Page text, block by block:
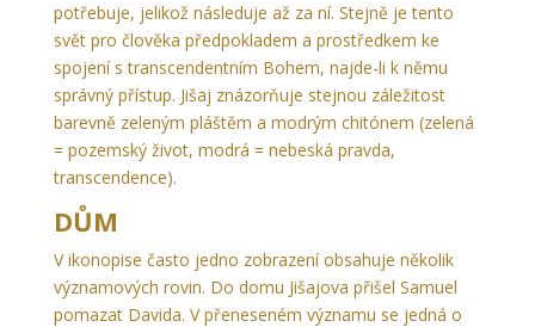
potřebuje, jelikož následuje až za ní. Stejně je tento
svět pro člověka předpokladem a prostředkem ke
spojení s transcendentním Bohem, najde-li k němu
správný přístup. Jišaj znázorňuje stejnou záležitost
barevně zeleným pláštěm a modrým chitónem (zelená
= pozemský život, modrá = nebeská pravda,
transcendence).
DŮM
V ikonopise často jedno zobrazení obsahuje několik
významových rovin. Do domu Jišajova přišel Samuel
pomazat Davida. V přeneseném významu se jedná o